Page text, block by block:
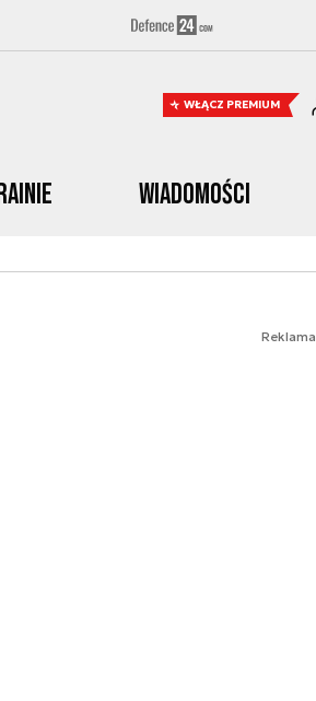
WŁĄCZ PREMIUM
Wiadomości
Reklama